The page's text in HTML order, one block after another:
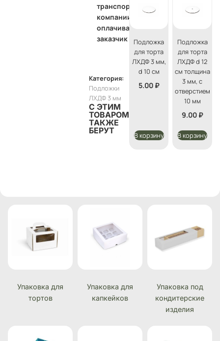
транспортной
компании
оплачивает
заказчик
Категория:
Подложки
ЛХДФ 3 мм
С ЭТИМ
ТОВАРОМ
ТАКЖЕ
БЕРУТ
Подложка
для торта
ЛХДФ 3 мм,
d 10 см
5.00 ₽
В корзину
Подложка
для торта
ЛХДФ d 12
см толщина
3 мм, с
отверстием
10 мм
9.00 ₽
В корзину
Упаковка для
тортов
Упаковка для
капкейков
Упаковка под
кондитерские
изделия